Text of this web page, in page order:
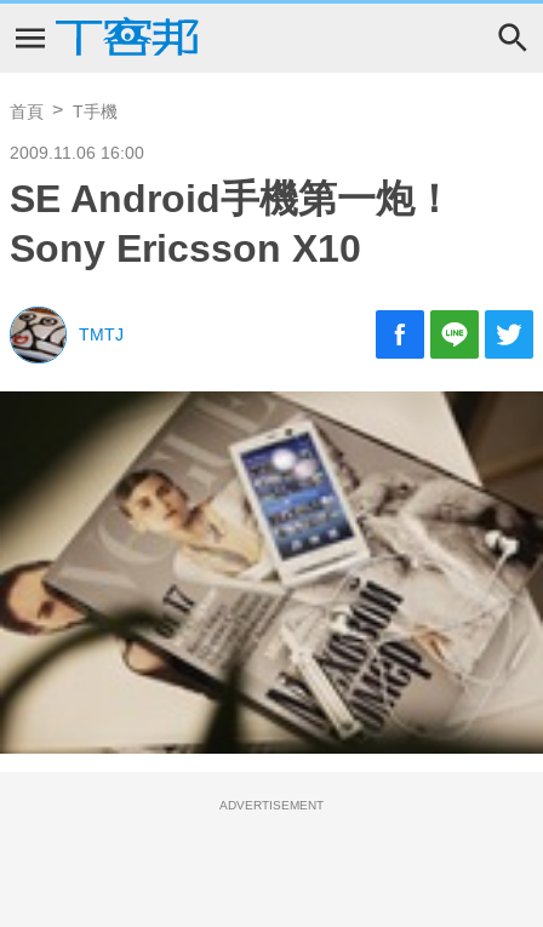
首頁 T手機
2009.11.06 16:00
SE Android手機第一炮！
Sony Ericsson X10
TMTJ
ADVERTISEMENT